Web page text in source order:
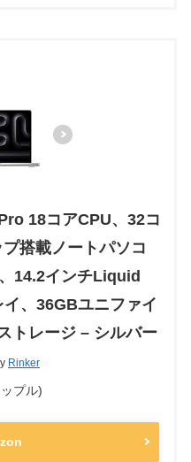
18コアCPU、32コ
搭載ノートパソコ
14.2インチLiquid
、36GBユニファイ
トレージ – シルバー
Rinker
プル)